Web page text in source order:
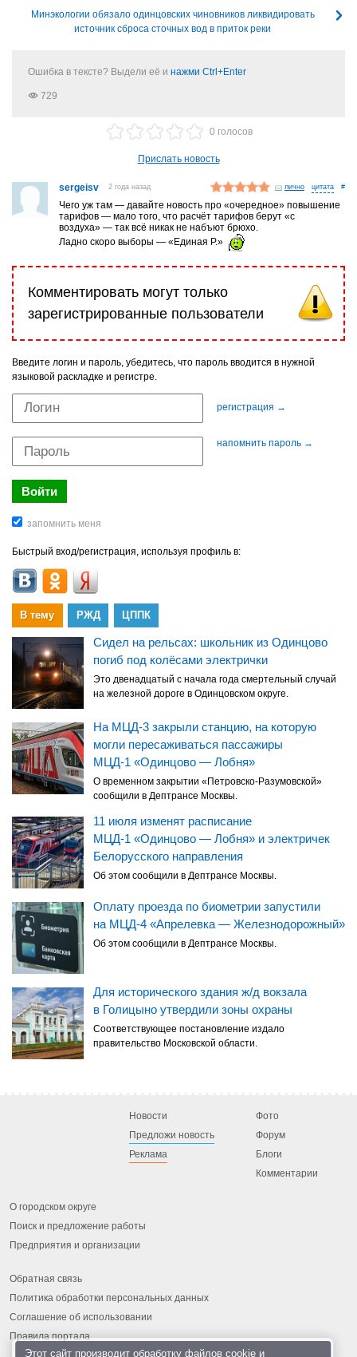
Минэкологии обязало одинцовских чиновников ликвидировать
источник сброса сточных вод в приток реки
Ошибка в тексте? Выдели её и нажми Ctrl+Enter
729
0 голосов
Прислать новость
sergeisv 2 года назад лично #
Чего уж там — давайте новость про «очередное» повышение
тарифов — мало того, что расчёт тарифов берут «с
воздуха» — так всё никак не набъют брюхо.
Ладно скоро выборы — «Единая Р.»
Комментировать могут только
зарегистрированные пользователи
Введите логин и пароль, убедитесь, что пароль вводится в нужной
языковой раскладке и регистре.
регистрация →
напомнить пароль →
Быстрый вход/регистрация, используя профиль в:
В тему РЖД ЦППК
Сидел на рельсах: школьник из Одинцово
погиб под колёсами электрички
Это двенадцатый с начала года смертельный случай
на железной дороге в Одинцовском округе.
На МЦД-3 закрыли станцию, на которую
могли пересаживаться пассажиры
МЦД-1 «Одинцово — Лобня»
О временном закрытии «Петровско-Разумовской»
сообщили в Дептрансе Москвы.
11 июля изменят расписание
МЦД-1 «Одинцово — Лобня» и электричек
Белорусского направления
Об этом сообщили в Дептрансе Москвы.
Оплату проезда по биометрии запустили
на МЦД-4 «Апрелевка — Железнодорожный»
Об этом сообщили в Дептрансе Москвы.
Для исторического здания ж/д вокзала
в Голицыно утвердили зоны охраны
Соответствующее постановление издало
правительство Московской области.
Новости
Предложи новость
Реклама
Фото
Форум
Блоги
Комментарии
О городском округе
Поиск и предложение работы
Предприятия и организации
Обратная связь
Политика обработки персональных данных
Соглашение об использовании
Правила портала
Этот сайт производит обработку файлов cookieи